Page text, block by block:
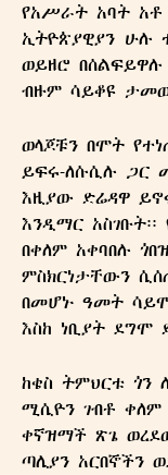
የአሥራት አባት
ኢትዮጵያዊያን ሁሉ
ወይዘሮ
ብዙም ሳይቆዩ ታመው
ወላጆቹን በሞት
ይፍሩ-ለሱሲሉ ጋር
እዚያው ድሬዳዋ
እንዲማር
በቀለም አቀባበሉ
ምስክርነታቸውን
በመሆኑ ዓመት
እስከ ነቢያት ደግሞ
ከቄስ ትምህርቱ ጎን
ሚሲዮን ገብቶ ቀለም
ቀኛዝማች ጽጌ
ጣሊያን አርበኞችን